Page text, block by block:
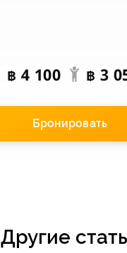
฿ 4 100 ฿ 3
Бронировать
Другие